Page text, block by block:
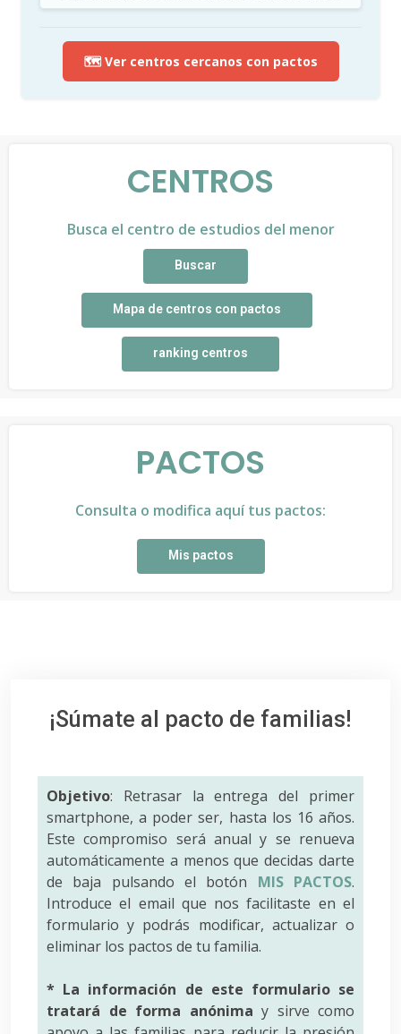
🗺️ Ver centros cercanos con pactos
CENTROS
Busca el centro de estudios del menor
Buscar
Mapa de centros con pactos
ranking centros
PACTOS
Consulta o modifica aquí tus pactos:
Mis pactos
¡Súmate al pacto de familias!
Objetivo: Retrasar la entrega del primer
smartphone, a poder ser, hasta los 16 años.
Este compromiso será anual y se renueva
automáticamente a menos que decidas darte
de baja pulsando el botón MIS PACTOS.
Introduce el email que nos facilitaste en el
formulario y podrás modificar, actualizar o
eliminar los pactos de tu familia.
* La información de este formulario se
tratará de forma anónima y sirve como